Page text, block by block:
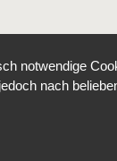
notwendige
nach